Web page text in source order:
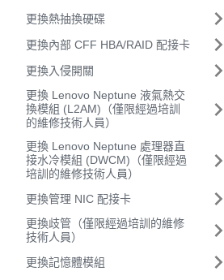
更換熱抽換硬碟
更換內部 CFF HBA/RAID 配接卡
更換入侵開關
更換 Lenovo Neptune 液氣熱交
換模組 (L2AM)（僅限經過培訓
的維修技術人員）
更換 Lenovo Neptune 處理器直
接水冷模組 (DWCM)（僅限經過
培訓的維修技術人員）
更換管理 NIC 配接卡
更換歧管（僅限經過培訓的維修
技術人員）
更換記憶體模組